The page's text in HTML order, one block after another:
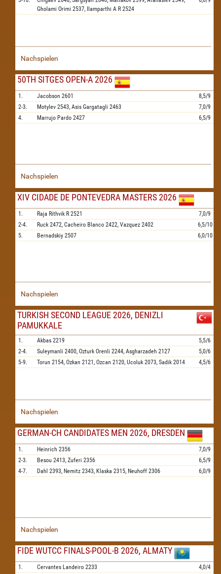
Gholami Orimi 2537, Ilamparthi A R 2524
Nachspielen
50TH SITGES OPEN-A 2026
1. Jacobson 2601
8,5/9
2-3.
Motylev 2543, Asis Gargatagli 2463
7,0/9
4.
Marrujo Pardo 2427 6,5/9
Nachspielen
XIV CIDADE DE PONTEVEDRA MASTERS 2026
1. Raja Rithvik R 2521
7,0/9
2-4.
Ruck 2472, Cacheiro Blanco 2422, Vazquez 2402
6,5/10
5.
Bernadskiy 2507 6,0/10
Nachspielen
TURKISH SECOND LEAGUE 2026, DENIZLI
PAMUKKALE
1. Akbas 2219
5,5/6
2-4.
Suleymanli 2400, Ozturk Orenli 2244, Asgharzadeh 2127
5,0/6
5-9.
Torun 2154, Ozkan 2121, Ozcan 2120, Ucoluk 2073, Sadik 2014 4,5/6
Nachspielen
GERMAN-CH CANDIDATES MEN 2026, DRESDEN
1. Heinrich 2356
7,0/9
2-3.
Besou 2413, Zuferi 2356
6,5/9
4-7.
Dahl 2393, Nemitz 2343, Klaska 2315, Neuhoff 2306 6,0/9
Nachspielen
FIDE WUTCC FINALS-POOL-B 2026, ALMATY
1. Cervantes Landeiro 2233
4,0/4